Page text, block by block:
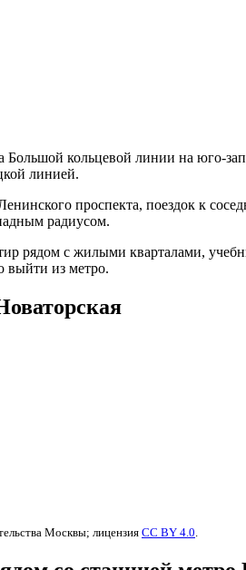
Большой кольцевой линии на юго-
линией.
проспекта, поездок к
радиусом.
рядом с жилыми кварталами,
выйти из метро.
Москвы; лицензия CC BY 4.0.